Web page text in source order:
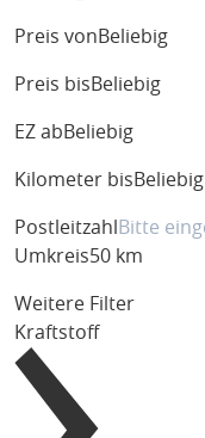
Preis von Beliebig
Preis bis Beliebig
EZ ab Beliebig
Kilometer bis Beliebig
Postleitzahl
Umkreis50 km
Weitere Filter
Kraftstoff